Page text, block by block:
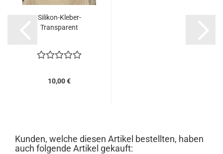
Silikon-Kleber-
Transparent
10,00 €
Kunden, welche diesen Artikel bestellten, haben
auch folgende Artikel gekauft: